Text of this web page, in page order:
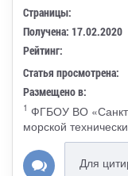
Страницы:
Получена: 17.02.2020
Рейтинг:
Статья просмотрена:
Размещено в:
1 ФГБОУ ВО «Санкт-
морской
Для